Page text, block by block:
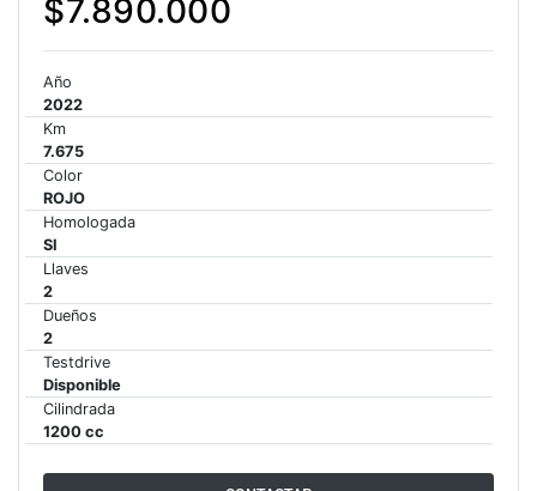
NEWTRIDENT 660
Precio desde $9.090.000
NEWDAYTONA 660
Precio desde $10.590.000
Precio desde $11.690.000
$7.890.000
Año
2022
Km
7.675
Color
ROJO
Homologada
SI
Llaves
2
Dueños
2
Testdrive
Disponible
Cilindrada
1200 cc